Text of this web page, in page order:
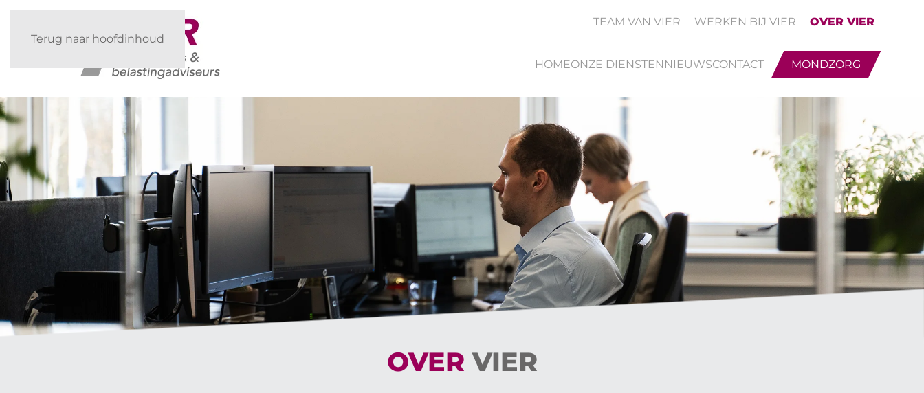
Terug naar hoofdinhoud
TEAM VAN VIER WERKEN BIJ VIER OVER VIER
HOMEONZE DIENSTEN NIEUWSCONTACT MONDZORG
OVERVIER